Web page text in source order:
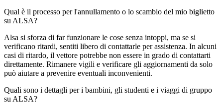
Qual è il processo per l'annullamento o lo scambio del mio biglietto
su ALSA?
Alsa si sforza di far funzionare le cose senza intoppi, ma se si
verificano ritardi, sentiti libero di contattarle per assistenza. In alcuni
casi di ritardo, il vettore potrebbe non essere in grado di contattarti
direttamente. Rimanere vigili e verificare gli aggiornamenti da solo
può aiutare a prevenire eventuali inconvenienti.
Quali sono i dettagli per i bambini, gli studenti e i viaggi di gruppo
su ALSA?